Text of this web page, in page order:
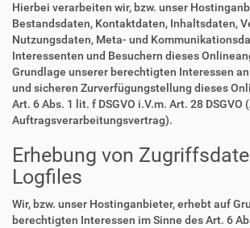
Hierbei verarbeiten wir, bzw. unser
Bestandsdaten, Kontaktdaten, Inhaltsdaten,
Nutzungsdaten, Meta- und
Interessenten und Besuchern dieses
Grundlage unserer berechtigten Interessen
und sicheren Zurverfügungstellung dieses
Art. 6 Abs. 1 lit. f DSGVO i.V.m. Art. 28 DSGVO
Auftragsverarbeitungsvertrag).
Erhebung von
Logfiles
Wir, bzw. unser Hostinganbieter, erhebt auf
berechtigten Interessen im Sinne des Art. 6